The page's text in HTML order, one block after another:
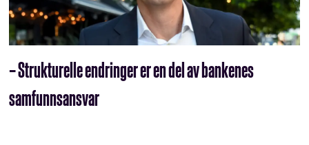
– Strukturelle endringer er en del av bankenes
samfunnsansvar